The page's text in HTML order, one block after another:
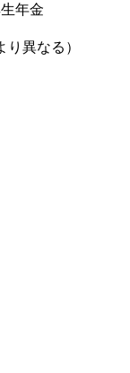
生年金
異なる）